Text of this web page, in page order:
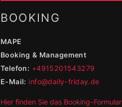
BOOKING
MAPE
Booking & Management
Telefon: +4915201543279
E-Mail: info@daily-friday.de
Hier finden Sie das Booking-Formular